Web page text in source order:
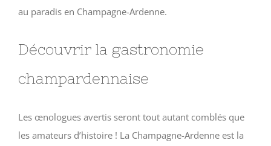
au paradis en Champagne-Ardenne.
Découvrir la gastronomie
champardennaise
Les œnologues avertis seront tout autant comblés que
les amateurs d’histoire ! La Champagne-Ardenne est la